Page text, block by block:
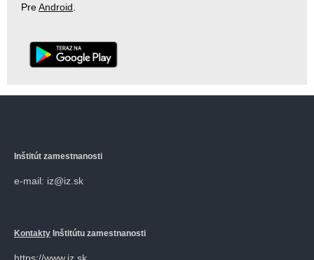
PreAndroid
Inštitút zamestnanosti
e-mail: iz@iz.sk
Kontakty Inštitútu zamestnanosti
https://www.iz.sk